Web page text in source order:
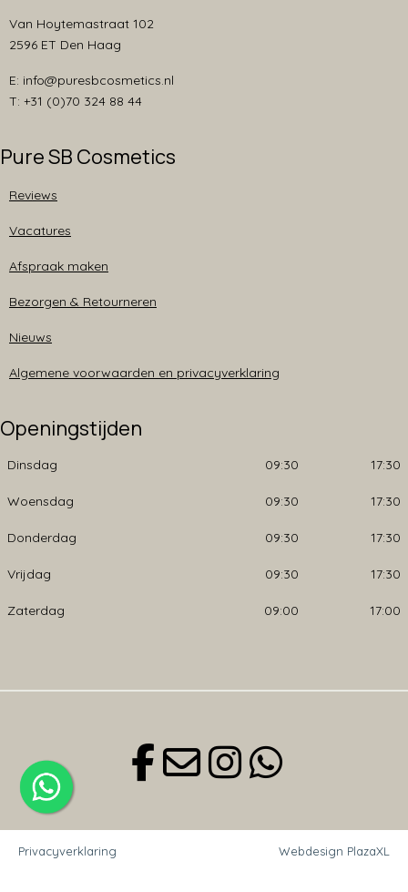
Van Hoytemastraat 102
2596 ET Den Haag
E: info@puresbcosmetics.nl
T: +31 (0)70 324 88 44
Pure SB Cosmetics
Reviews
Vacatures
Afspraak maken
Bezorgen & Retourneren
Nieuws
Algemene voorwaarden en privacyverklaring
Openingstijden
Dinsdag 09:30 17:30
Woensdag 09:30 17:30
Donderdag 09:30 17:30
Vrijdag 09:30 17:30
Zaterdag 09:00 17:00
Privacyverklaring Webdesign PlazaXL